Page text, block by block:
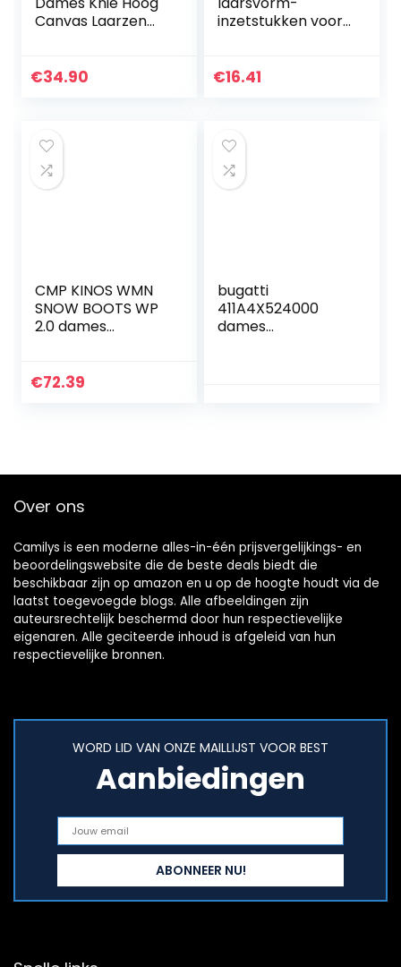
Canvas Laarzen
Sportschoenen
€34.90
inzetstukken voor
inzetstukken,
€16.41
CMP KINOS WMN
SNOW BOOTS WP
2.0 dames
€72.39
bugatti
411A4X524000
dames
Over ons
Camilys is een moderne alles-in-één prijsvergelijkings- en
beoordelingswebsite die de beste deals biedt die
beschikbaar zijn op amazon en u op de hoogte houdt via de
laatst toegevoegde blogs. Alle afbeeldingen zijn
auteursrechtelijk beschermd door hun respectievelijke
eigenaren. Alle geciteerde inhoud is afgeleid van hun
respectievelijke bronnen.
WORD LID VAN ONZE MAILLIJST VOOR BEST
Aanbiedingen